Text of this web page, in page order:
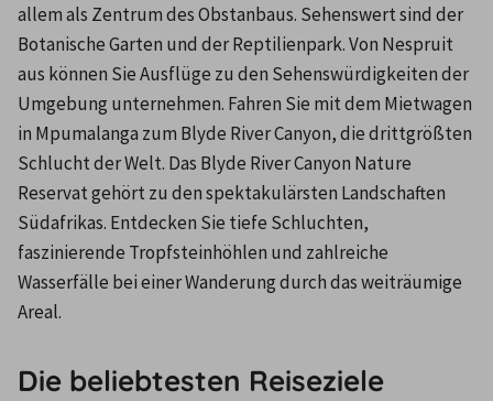
allem als Zentrum des Obstanbaus. Sehenswert sind der
Botanische Garten und der Reptilienpark. Von Nespruit
aus können Sie Ausflüge zu den Sehenswürdigkeiten der
Umgebung unternehmen. Fahren Sie mit dem Mietwagen
in Mpumalanga zum Blyde River Canyon, die drittgrößten
Schlucht der Welt. Das Blyde River Canyon Nature
Reservat gehört zu den spektakulärsten Landschaften
Südafrikas. Entdecken Sie tiefe Schluchten,
faszinierende Tropfsteinhöhlen und zahlreiche
Wasserfälle bei einer Wanderung durch das weiträumige
Areal.
Die beliebtesten Reiseziele